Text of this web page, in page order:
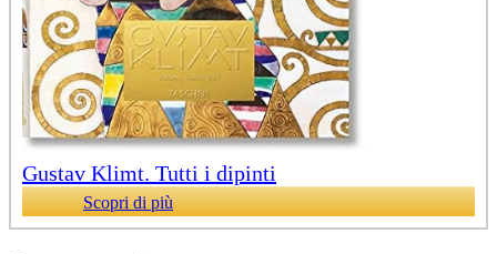
Gustav Klimt. Tutti i dipinti
Scopri di più